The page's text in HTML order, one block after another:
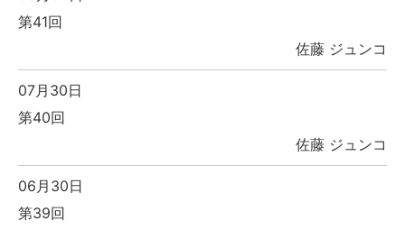
第41回
佐藤 ジュンコ
07月30日
第40回
佐藤 ジュンコ
06月30日
第39回